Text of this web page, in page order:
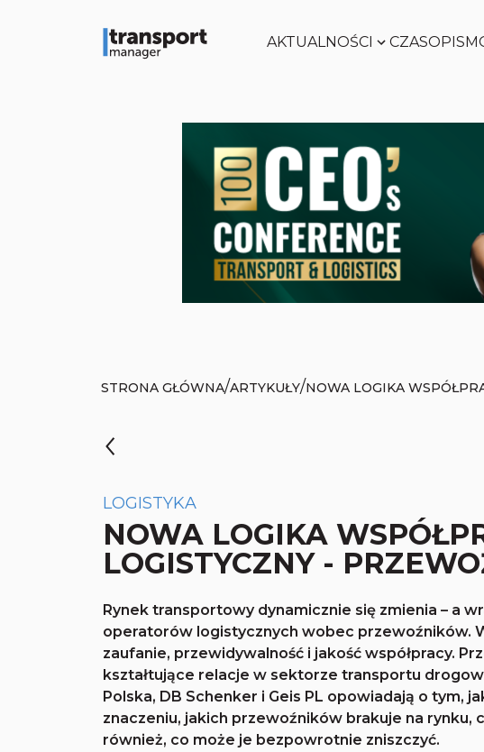
AKTUALNOŚCI
STRONA GŁÓWNA/ARTYKUŁY/NOWA LOGIKA
LOGISTYKA
NOWA LOGIKA
LOGISTYCZNY -
Rynek transportowy dynamicznie się zmienia – a
operatorów logistycznych wobec przewoźników.
zaufanie, przewidywalność i jakość współpracy.
kształtujące relacje w sektorze transportu
Polska, DB Schenker i Geis PL opowiadają o tym,
znaczeniu, jakich przewoźników brakuje na rynku,
również, co może je bezpowrotnie zniszczyć.